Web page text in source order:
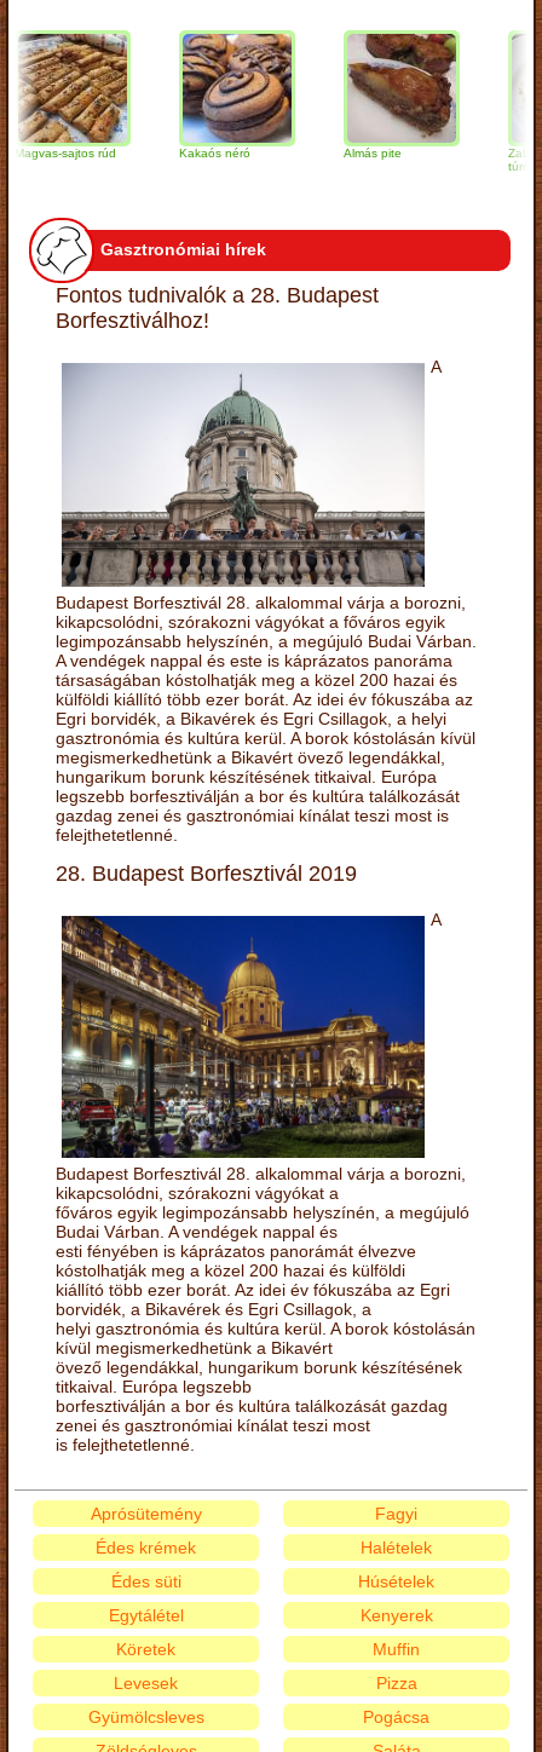
sajtos rúd Kakaós néró Almás pite
Zabpelyhes
túrógombóc
Gasztronómiai hírek
Fontos tudnivalók a 28. Budapest
Borfesztiválhoz!
A
Budapest Borfesztivál 28. alkalommal várja a borozni,
kikapcsolódni, szórakozni vágyókat a főváros egyik
legimpozánsabb helyszínén, a megújuló Budai Várban.
A vendégek nappal és este is káprázatos panoráma
társaságában kóstolhatják meg a közel 200 hazai és
külföldi kiállító több ezer borát. Az idei év fókuszába az
Egri borvidék, a Bikavérek és Egri Csillagok, a helyi
gasztronómia és kultúra kerül. A borok kóstolásán kívül
megismerkedhetünk a Bikavért övező legendákkal,
hungarikum borunk készítésének titkaival. Európa
legszebb borfesztiválján a bor és kultúra találkozását
gazdag zenei és gasztronómiai kínálat teszi most is
felejthetetlenné.
28. Budapest Borfesztivál 2019
A
Budapest Borfesztivál 28. alkalommal várja a borozni,
kikapcsolódni, szórakozni vágyókat a
főváros egyik legimpozánsabb helyszínén, a megújuló
Budai Várban. A vendégek nappal és
esti fényében is káprázatos panorámát élvezve
kóstolhatják meg a közel 200 hazai és külföldi
kiállító több ezer borát. Az idei év fókuszába az Egri
borvidék, a Bikavérek és Egri Csillagok, a
helyi gasztronómia és kultúra kerül. A borok kóstolásán
kívül megismerkedhetünk a Bikavért
övező legendákkal, hungarikum borunk készítésének
titkaival. Európa legszebb
borfesztiválján a bor és kultúra találkozását gazdag
zenei és gasztronómiai kínálat teszi most
is felejthetetlenné.
Aprósütemény
Édes krémek
Édes süti
Egytálétel
Fagyi
Halételek
Húsételek
Kenyerek
Köretek
Levesek
Gyümölcsleves
Muffin
Pizza
Pogácsa